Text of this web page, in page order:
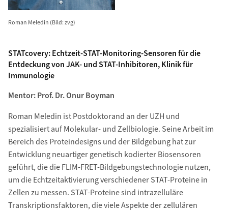
Roman Meledin (Bild: zvg)
STATcovery: Echtzeit-STAT-Monitoring-Sensoren für die
Entdeckung von JAK- und STAT-Inhibitoren, Klinik für
Immunologie
Mentor: Prof. Dr. Onur Boyman
Roman Meledin ist Postdoktorand an der UZH und
spezialisiert auf Molekular- und Zellbiologie. Seine Arbeit im
Bereich des Proteindesigns und der Bildgebung hat zur
Entwicklung neuartiger genetisch kodierter Biosensoren
geführt, die die FLIM-FRET-Bildgebungstechnologie nutzen,
um die Echtzeitaktivierung verschiedener STAT-Proteine in
Zellen zu messen. STAT-Proteine sind intrazelluläre
Transkriptionsfaktoren, die viele Aspekte der zellulären